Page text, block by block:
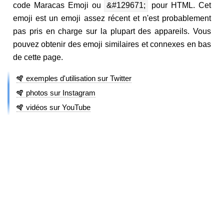
code Maracas Emoji ou
&#129671;
pour HTML. Cet
emoji est un emoji assez récent et n'est probablement
pas pris en charge sur la plupart des appareils. Vous
pouvez obtenir des emoji similaires et connexes en bas
de cette page.
🪇 exemples d'utilisation sur Twitter
🪇 photos sur Instagram
🪇 vidéos sur YouTube